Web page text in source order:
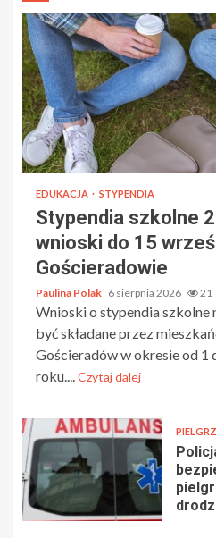
EDUKACJA STYPENDIA
Stypendia szkolne
wnioski do 15
Gościeradowie
Paulina Polak 6 sierpnia 2026 21
Wnioski o stypendia szkolne
być składane przez
Gościeradów w okresie od 1
roku.... Czytaj dalej